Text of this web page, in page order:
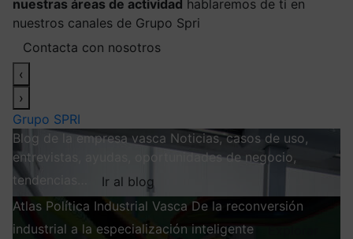
nuestras áreas de actividad hablaremos de ti en
nuestros canales de Grupo Spri
Contacta con nosotros
‹
›
Grupo SPRI
Blog de la empresa vasca Noticias, casos de uso,
entrevistas, ayudas, oportunidades de negocio,
tendencias…
Ir al blog
Atlas Política Industrial Vasca De la reconversión
industrial a la especialización inteligente